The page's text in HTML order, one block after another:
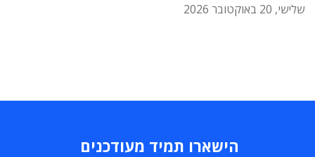
שלישי, 20 באוקטובר 2026
הישארו תמיד מעודכנים